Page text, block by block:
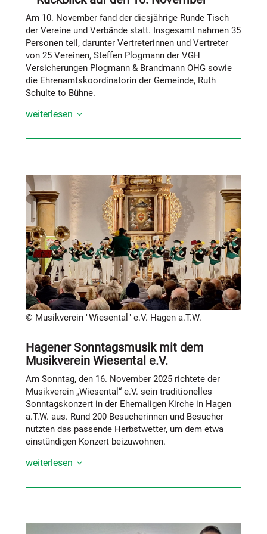
Nachmittag abrundete.
Am 10. November fand der diesjährige Runde Tisch
der Vereine und Verbände statt. Insgesamt nahmen 35
Personen teil, darunter Vertreterinnen und Vertreter
von 25 Vereinen, Steffen Plogmann der VGH
Versicherungen Plogmann & Brandmann OHG sowie
die Ehrenamtskoordinatorin der Gemeinde, Ruth
Schulte to Bühne.
weiterlesen
Ehrenamt. Seine Präsentation fand großes Interesse
und die Teilnehmenden nutzten die Gelegenheit
gezielte Fragen zu stellen.
Im weiteren Verlauf stellte Ruth Schulte to Bühne die
aktuellen Themen der Gemeinde vor. Christine Koch
berichtete dabei über die erfreuliche Entwicklung des
Cafés im St. Joachim, das seit seiner Eröffnung sehr
gut angenommen wird.
Darüber hinaus erinnerte Ruth Schulte to Bühne an die
Fördermöglichkeiten des Landkreises für kleinere,
innovative Projekte. Als Beispiel nannte sie die LEGO-
neue Baukästen erhielt.
Der nächste Runde Tisch findet am Montag,
18.05.2026 um 19.00 Uhr statt.
© Musikverein "Wiesental" e.V. Hagen a.T.W.
Hagener Sonntagsmusik mit dem
Musikverein Wiesental e.V.
Am Sonntag, den 16. November 2025 richtete der
Musikverein „Wiesental“ e.V. sein traditionelles
Sonntagskonzert in der Ehemaligen Kirche in Hagen
a.T.W. aus. Rund 200 Besucherinnen und Besucher
nutzten das passende Herbstwetter, um dem etwa
einstündigen Konzert beizuwohnen.
weiterlesen
Konzert unter der Leitung von Martin Grba. Die 20